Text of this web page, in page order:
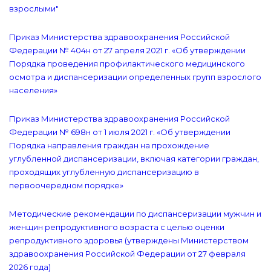
взрослыми"
Приказ Министерства здравоохранения Российской
Федерации № 404н от 27 апреля 2021 г. «Об утверждении
Порядка проведения профилактического медицинского
осмотра и диспансеризации определенных групп взрослого
населения»
Приказ Министерства здравоохранения Российской
Федерации № 698н от 1 июля 2021 г. «Об утверждении
Порядка направления граждан на прохождение
углубленной диспансеризации, включая категории граждан,
проходящих углубленную диспансеризацию в
первоочередном порядке»
Методические рекомендации по диспансеризации мужчин и
женщин репродуктивного возраста с целью оценки
репродуктивного здоровья (утверждены Министерством
здравоохранения Российской Федерации от 27 февраля
2026 года)